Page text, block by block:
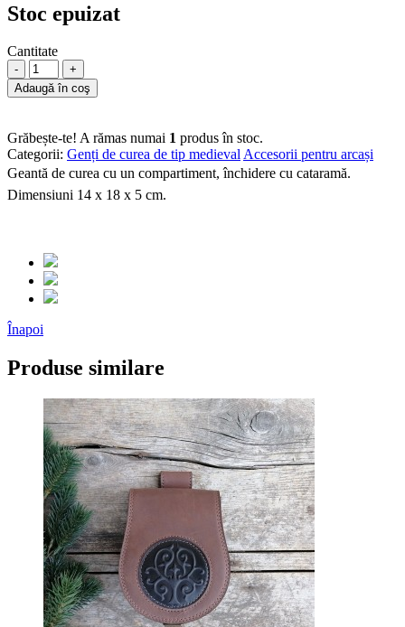
Stoc epuizat
Cantitate
-
+
Adaugă în coş
Grăbește-te! A rămas numai 1 produs în stoc.
Categorii: Genți de curea de tip medievalAccesorii pentru arcași
Geantă de curea cu un compartiment, închidere cu cataramă.
Dimensiuni 14 x 18 x 5 cm.
Înapoi
Produse similare